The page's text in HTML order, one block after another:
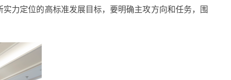
力定位的高标准发展目标，要明确主攻方向和任务，围